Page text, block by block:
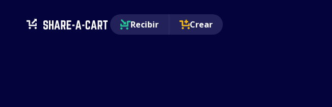
Recibir Crear